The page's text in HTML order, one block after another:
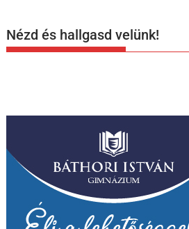
Nézd és hallgasd velünk!